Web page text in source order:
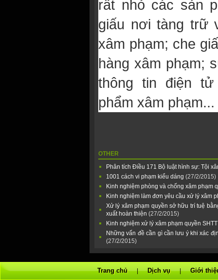
rất nhỏ các sản
giấu nơi tàng trữ
xâm phạm; che
hàng xâm phạm;
thông tin điện
phẩm xâm phạm...
OTHER
Phân tích Ðiều 171 Bộ luật hình sự: Tội
1001 cách vi phạm kiểu dáng (27/2/2015)
Kinh nghiệm phòng và chống xâm phạm
Kinh nghiệm làm đơn yêu cầu xử lý xâm
Xử lý xâm phạm quyền sở hữu trí tuệ
xuất hoàn thiện (27/2/2015)
Kinh nghiệm xử lý xâm phạm quyền
Những vấn đề cần gì cần lưu ý khi xác
(27/2/2015)
Trang chủ | Dịch vụ | Giới